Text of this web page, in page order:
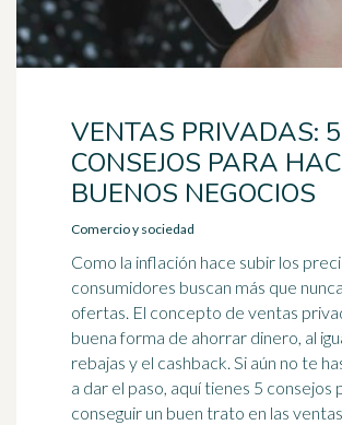
VENTAS PRIVADAS: 5
CONSEJOS PARA
BUENOS NEGOCIOS
Comercio y sociedad
Como la inflación hace subir los
consumidores buscan más que
ofertas. El concepto de ventas
buena forma de ahorrar dinero, al
rebajas y el cashback. Si aún no te
a dar el paso, aquí tienes 5 consejos
conseguir un buen trato en las